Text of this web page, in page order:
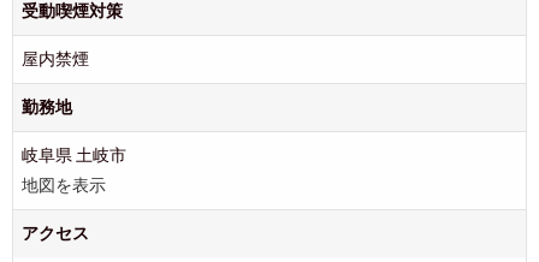
受動喫煙対策
屋内禁煙
勤務地
岐阜県 土岐市
地図を表示
アクセス